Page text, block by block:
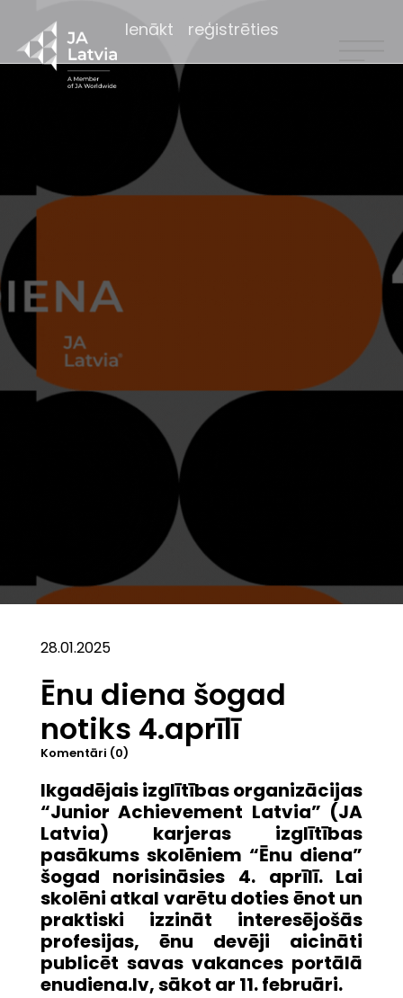
Ienākt reģistrēties
28.01.2025
Ēnu diena šogad
notiks 4.aprīlī
Komentāri (0)
Ikgadējais izglītības organizācijas
“Junior Achievement Latvia” (JA
Latvia) karjeras izglītības
pasākums skolēniem “Ēnu diena”
šogad norisināsies 4. aprīlī. Lai
skolēni atkal varētu doties ēnot un
praktiski izzināt interesējošās
profesijas, ēnu devēji aicināti
publicēt savas vakances portālā
enudiena.lv, sākot ar 11. februāri.